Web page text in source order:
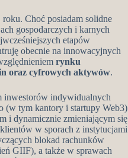
Choć posiadam solidne
gospodarczych i karnych
etapów
obecnie na innowacyjnych
rynku
oraz cyfrowych aktywów.
inwestorów indywidualnych
(w tym kantory i startupy Web3)
i dynamicznie zmieniającym się
w sporach z instytucjami
blokad rachunków
GIIF), a także w sprawach